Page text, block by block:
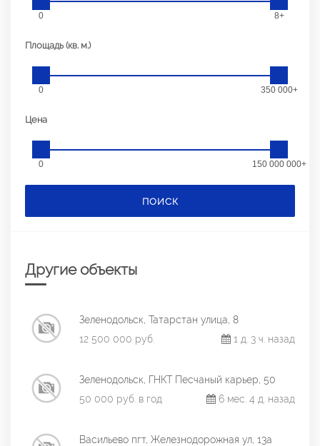
0 8+
Площадь (кв. м.)
0 350 000+
Цена
0 150 000 000+
ПОИСК
Другие объекты
Зеленодольск, Татарстан улица, 8
12 500 000 руб.
1 д. 3 ч. назад
Зеленодольск, ГНКТ Песчаный карьер, 50
50 000 руб. в год
6 мес. 4 д. назад
Васильево пгт, Железнодорожная ул, 13а